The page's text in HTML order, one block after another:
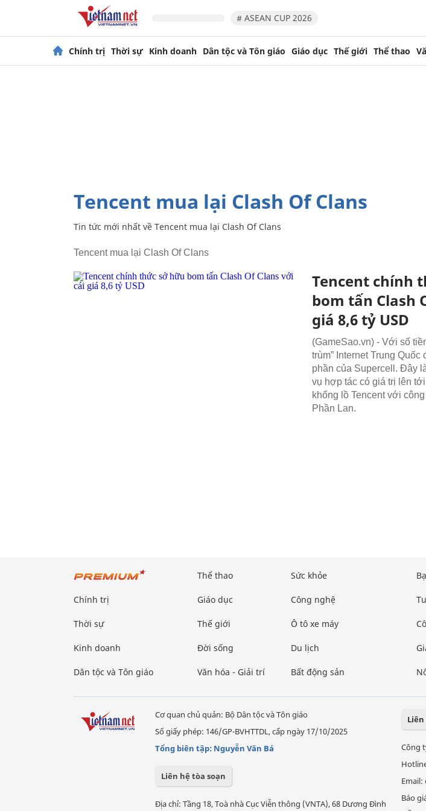
# ASEAN CUP 2026
Chính trị Thời sự Kinh doanh Dân tộc và Tôn giáo Giáo dục Thế giới Thể thao
Tencent mua lại Clash Of Clans
Tin tức mới nhất về Tencent mua lại Clash Of Clans
Tencent mua lại Clash Of Clans
Tencent chính
bom tấn Clash
giá 8,6 tỷ USD
(GameSao.vn) - Với số
trùm” Internet Trung
phần của Supercell. Đây
vụ hợp tác có giá trị lên
khổng lồ Tencent với
Phần Lan.
Chính trị
Thời sự
Kinh doanh
Dân tộc và Tôn giáo
Thể thao
Giáo dục
Thế giới
Đời sống
Văn hóa - Giải trí
Sức khỏe
Công nghệ
Ô tô xe máy
Du lịch
Bất động sản
Cơ quan chủ quản: Bộ Dân tộc và Tôn giáo
Số giấy phép: 146/GP-BVHTTDL, cấp ngày 17/10/2025
Tổng biên tập: Nguyễn Văn Bá
Liên hệ tòa soạn
Địa chỉ: Tầng 18, Toà nhà Cục Viễn thông (VNTA), 68 Dương Đình
Công
Báo